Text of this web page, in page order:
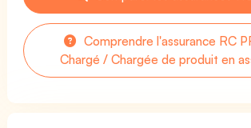
Comprendre l'assurance RC
Chargé / Chargée de produit en